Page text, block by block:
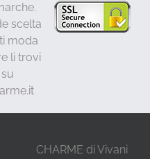
scelta
moda
li trovi
CHARME di Vivani